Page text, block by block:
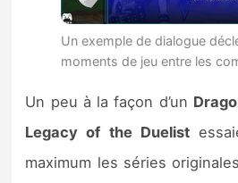
Un exemple de dialogue
moments de jeu entre les
Un peu à la façon d’un
Legacy of the Duelist
maximum les séries